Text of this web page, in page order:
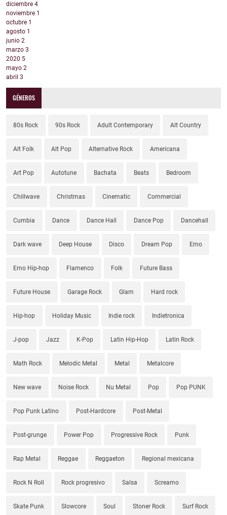
diciembre 4
noviembre 1
octubre 1
agosto 1
junio 2
marzo 3
2020 5
mayo 2
abril 3
GÉNEROS
80s Rock 90s Rock Adult Contemporary Alt Country
Alt Folk Alt Pop Alternative Rock Americana
Art Pop Autotune Bachata Beats Bedroom
Chillwave Christmas Cinematic Commercial
Cumbia Dance Dance Hall Dance Pop Dancehall
Dark wave Deep House Disco Dream Pop Emo
Emo Hip-hop Flamenco Folk Future Bass
Future House Garage Rock Glam Hard rock
Hip-hop Holiday Music Indie rock Indietronica
J-pop Jazz K-Pop Latin Hip-Hop Latin Rock
Math Rock Melodic Metal Metal Metalcore
New wave Noise Rock Nu Metal Pop Pop PUNK
Pop Punk Latino Post-Hardcore Post-Metal
Post-grunge Power Pop Progressive Rock Punk
Rap Metal Reggae Reggaeton Regional mexicana
Rock N Roll Rock progresivo Salsa Screamo
Skate Punk Slowcore Soul Stoner Rock Surf Rock